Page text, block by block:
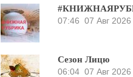
07:46 07 Авг 2026
Сезон Лицю
06:04 07 Авг 2026